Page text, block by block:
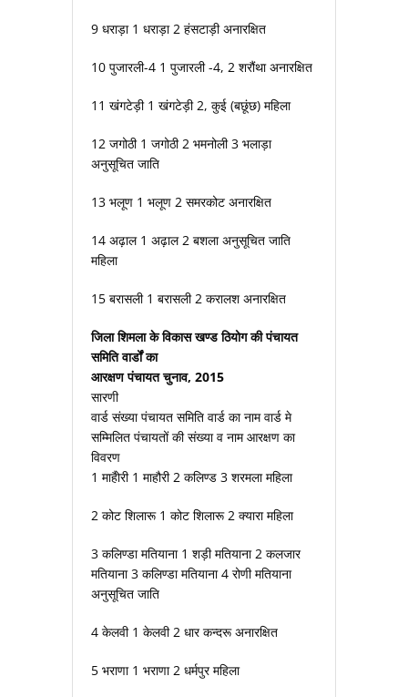
9 धराड़ा 1 धराड़ा 2 हंसटाड़ी अनारक्षित
10 पुजारली-4 1 पुजारली -4, 2 शरौंथा अनारक्षित
11 खंगटेड़ी 1 खंगटेड़ी 2, कुई (बछूंछ) महिला
12 जगोठी 1 जगोठी 2 भमनोली 3 भलाड़ा
अनुसूचित जाति
13 भलूण 1 भलूण 2 समरकोट अनारक्षित
14 अढ़ाल 1 अढ़ाल 2 बशला अनुसूचित जाति
महिला
15 बरासली 1 बरासली 2 करालश अनारक्षित
जिला शिमला के विकास खण्ड ठियोग की पंचायत
समिति वार्डों का
आरक्षण पंचायत चुनाव, 2015
सारणी
वार्ड संख्या पंचायत समिति वार्ड का नाम वार्ड मे
सम्मिलित पंचायतों की संख्या व नाम आरक्षण का
विवरण
1 माहैोरी 1 माहौरी 2 कलिण्ड 3 शरमला महिला
2 कोट शिलारू 1 कोट शिलारू 2 क्यारा महिला
3 कलिण्डा मतियाना 1 शड़ी मतियाना 2 कलजार
मतियाना 3 कलिण्डा मतियाना 4 रोणी मतियाना
अनुसूचित जाति
4 केलवी 1 केलवी 2 धार कन्दरू अनारक्षित
5 भराणा 1 भराणा 2 धर्मपुर महिला